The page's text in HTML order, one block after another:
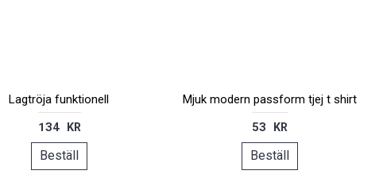
Lagtröja funktionell
134 KR
Beställ
Mjuk modern passform tjej t shirt
53 KR
Beställ